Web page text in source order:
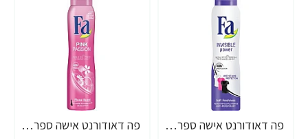
פה דאודורנט אישה ספריי אינויזיבל פאוור 200 מ"ל - מבית FA
פה דאודורנט אישה ספריי ורוד פינק 200 מ"ל - מבית FA